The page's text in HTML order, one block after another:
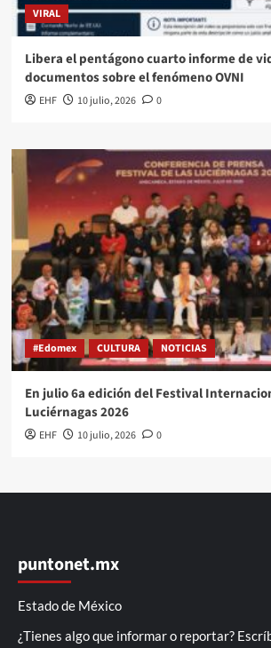
VIRAL
Libera el pentágono cuarto informe de
documentos sobre el fenómeno OVNI
EHF 10 julio, 2026 0
#Edomex CULTURA NOTICIAS
En julio 6a edición del Festival
Luciérnagas 2026
EHF 10 julio, 2026 0
puntonet.mx
Estado de México
¿Tienes algo que informar o reportar?